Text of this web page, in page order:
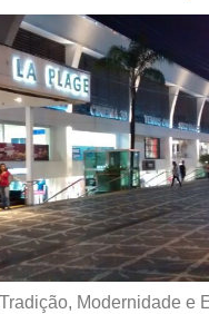
Modernidade e